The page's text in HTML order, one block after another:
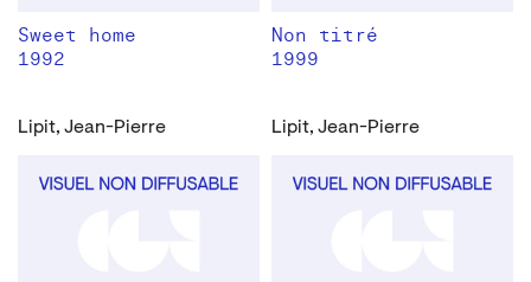
Sweet home
1992
Non titré
1999
Lipit, Jean-Pierre Lipit, Jean-Pierre